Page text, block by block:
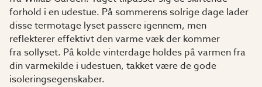
forhold i en udestue. På sommerens solrige dage lader
disse termotage lyset passere igennem, men
reflekterer effektivt den varme væk der kommer
fra sollyset. På kolde vinterdage holdes på varmen fra
din varmekilde i udestuen, takket være de gode
isoleringsegenskaber.